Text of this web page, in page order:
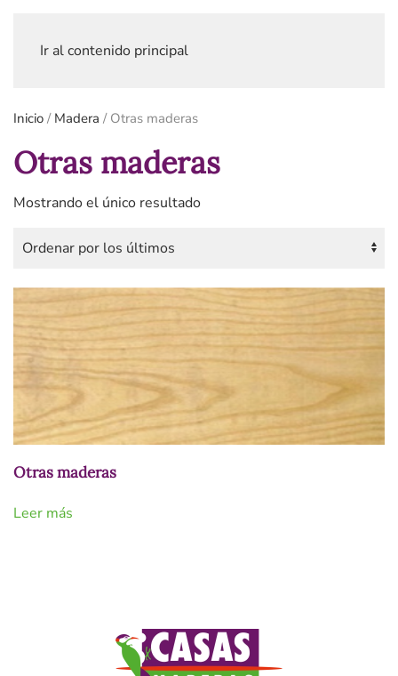
Ir al contenido principal
Inicio / Madera / Otras maderas
Otras maderas
Mostrando el único resultado
Otras maderas
Leer más